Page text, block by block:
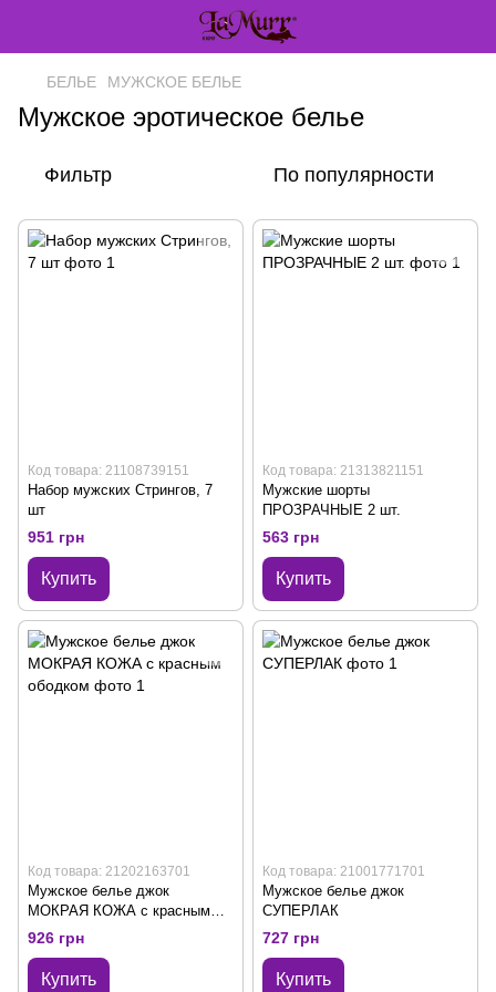
БЕЛЬЕ МУЖСКОЕ БЕЛЬЕ
Мужское эротическое белье
Фильтр По популярности
Код товара: 21108739151
Набор мужских Стрингов, 7
шт
951 грн
Купить
Код товара: 21313821151
Мужские шорты
ПРОЗРАЧНЫЕ 2 шт.
563 грн
Купить
Код товара: 21202163701
Мужское белье джок
МОКРАЯ КОЖА с красным
ободком
926 грн
Купить
Код товара: 21001771701
Мужское белье джок
СУПЕРЛАК
727 грн
Купить